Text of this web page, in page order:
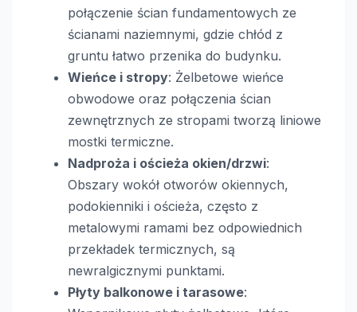
połączenie ścian fundamentowych ze
ścianami naziemnymi, gdzie chłód z
gruntu łatwo przenika do budynku.
Wieńce i stropy: Żelbetowe wieńce
obwodowe oraz połączenia ścian
zewnętrznych ze stropami tworzą liniowe
mostki termiczne.
Nadproża i ościeża okien/drzwi:
Obszary wokół otworów okiennych,
podokienniki i ościeża, często z
metalowymi ramami bez odpowiednich
przekładek termicznych, są
newralgicznymi punktami.
Płyty balkonowe i tarasowe: